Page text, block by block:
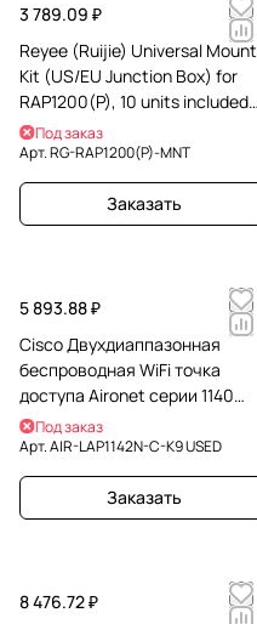
3 789.09 ₽
Reyee (Ruijie) Universal Mount
Kit (US/EU Junction Box) for
RAP1200(P), 10 units included
per set
Под заказ
Арт.RG-RAP1200(P)-MNT
Заказать
5 893.88 ₽
Cisco Двухдиаппазонная
беспроводная WiFi точка
доступа Aironet серии 1140
USED
Под заказ
Арт.AIR-LAP1142N-C-K9 USED
Заказать
8 476.72 ₽